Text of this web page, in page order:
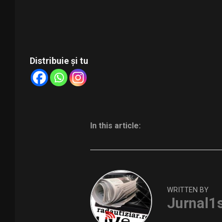
Distribuie și tu
In this article:
WRITTEN BY